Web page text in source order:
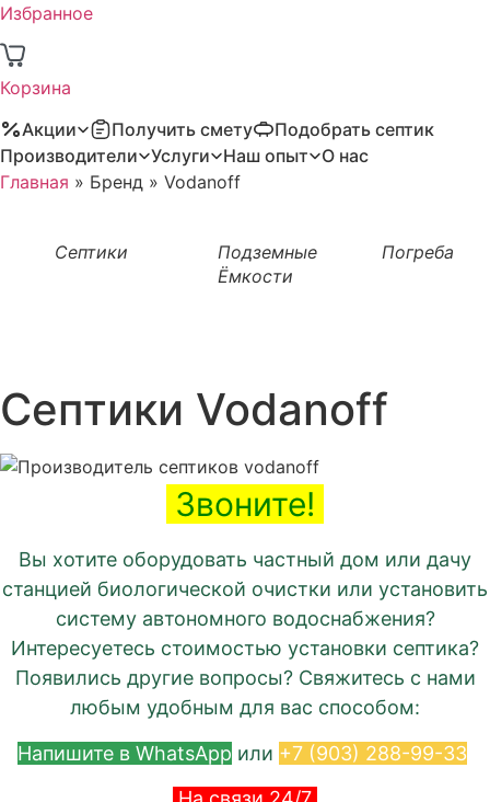
Избранное
Корзина
Акции
Получить смету
Подобрать септик
Производители
Услуги Наш опыт
О нас
Главная » Бренд » Vodanoff
Септики
Подземные
Ёмкости
Погреба
Септики Vodanoff
Звоните!
Вы хотите оборудовать частный дом или дачу
станцией биологической очистки или установить
систему автономного водоснабжения?
Интересуетесь стоимостью установки септика?
Появились другие вопросы? Свяжитесь с нами
любым удобным для вас способом:
Напишите в WhatsApp или +7 (903) 288-99-33